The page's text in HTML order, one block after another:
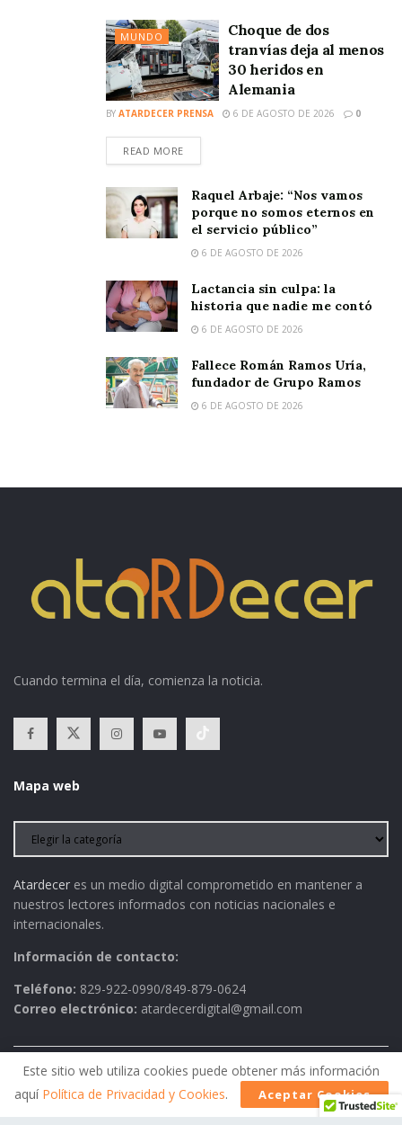
MUNDO
Choque de dos
tranvías deja al menos
30 heridos en
Alemania
BY ATARDECER PRENSA 6 DE AGOSTO DE 2026 0
READ MORE
Raquel Arbaje: “Nos vamos
porque no somos eternos en
el servicio público”
6 DE AGOSTO DE 2026
Lactancia sin culpa: la
historia que nadie me contó
6 DE AGOSTO DE 2026
Fallece Román Ramos Uría,
fundador de Grupo Ramos
6 DE AGOSTO DE 2026
Cuando termina el día, comienza la noticia.
Mapa web
Atardecer es un medio digital comprometido en mantener a
nuestros lectores informados con noticias nacionales e
internacionales.
Información de contacto:
Teléfono: 829-922-0990/849-879-0624
Correo electrónico: atardecerdigital@gmail.com
Política de Privacidad AVISO LEGAL
Contactos
Historia
Este sitio web utiliza cookies puede obtener más información
aquí Política de Privacidad y Cookies. Aceptar Cookies